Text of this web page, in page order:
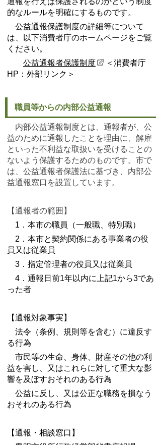
的なルールを明確にするものです。
公益通報保護制度の詳細等について
は、以下消費者庁のホームページをご覧
ください。
公益通報者保護制度
＜消費者庁
HP：外部リンク＞
職員等からの内部公益通報
内部公益通報制度とは、通報者が、公
益のために通報したことを理由に、解雇
といった不利益な取扱いを受けることの
ないよう保護するためのものです。市で
は、公益通報者保護法に基づき、内部公
益通報窓口を設置しています。
【通報者の範囲】
1．本市の職員（一般職、特別職）
2．本市と契約関係にある事業者の役
員又は従業員
3．指定管理者の役員又は従業員
4．通報日前1年以内に上記1から3であ
った者
【通報対象事実】
法令（条例、規則等を含む）に違反す
る行為
市民等の生命、身体、財産その他の利
益を害し、又はこれらに対して重大な影
響を及ぼすおそれのある行為
公益に反し、又は公正な職務を損なう
おそれのある行為
【通報・相談窓口】